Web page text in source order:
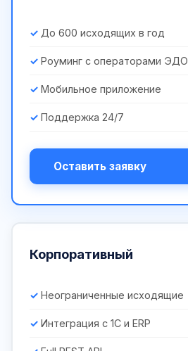
До 600 исходящих в год
Роуминг с операторами ЭДО
Мобильное приложение
Поддержка 24/7
Оставить заявку
Корпоративный
Неограниченные исходящие
Интеграция с 1С и ERP